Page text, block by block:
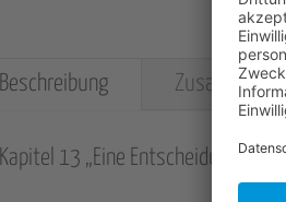
Beschreibung
Kapitel 13 „Eine Entscheidung des